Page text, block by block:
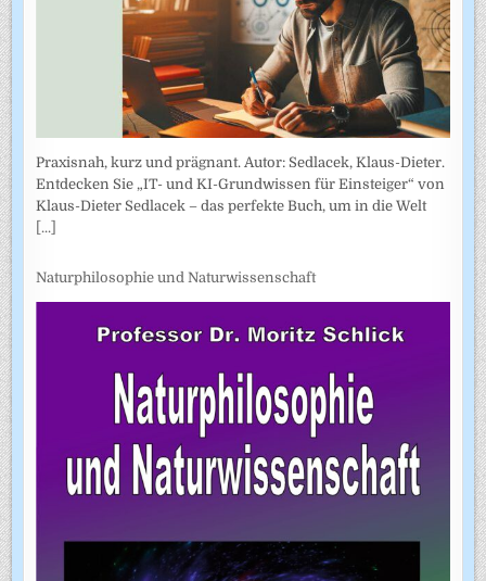
Praxisnah, kurz und prägnant. Autor: Sedlacek, Klaus-Dieter.
Entdecken Sie „IT- und KI-Grundwissen für Einsteiger“ von
Klaus-Dieter Sedlacek – das perfekte Buch, um in die Welt
[...]
Naturphilosophie und Naturwissenschaft